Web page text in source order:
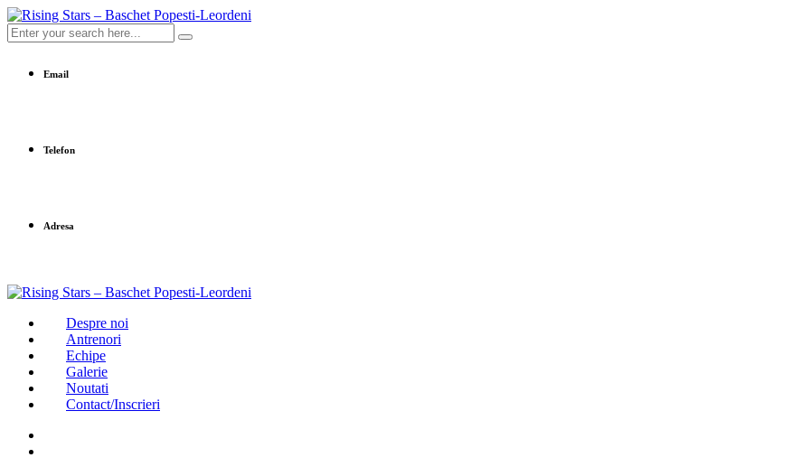
Email
Telefon
Adresa
Despre noi
Antrenori
Echipe
Galerie
Noutati
Contact/Inscrieri